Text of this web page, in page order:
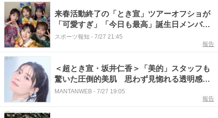
来春活動終了の「とき宣」ツアーオフショが
「可愛すぎ」「今日も最高」誕生日メンバー
の巨大ケーキも話題…小泉遥香が公開
スポーツ報知 - 7/27 21:45
報告
＜超とき宣・坂井仁香＞「美的」スタッフも
驚いた圧倒的美肌 思わず見惚れる透明感を
披露
MANTANWEB - 7/27 19:05
報告